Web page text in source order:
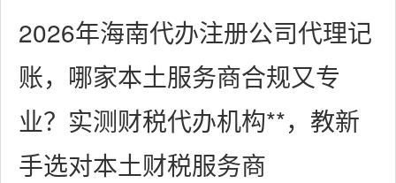
2026年海南代办注册公司代理记
账，哪家本土服务商合规又专
业？实测财税代办机构**，教新
手选对本土财税服务商